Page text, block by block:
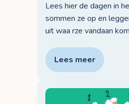
Lees hier de dagen in
sommen ze op en
uit waa rze vandaan
Lees meer